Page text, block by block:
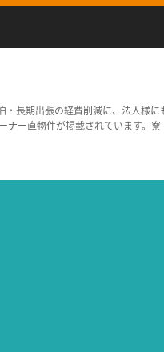
長期出張の経費削減に、法人様に
ー直物件が掲載されています。